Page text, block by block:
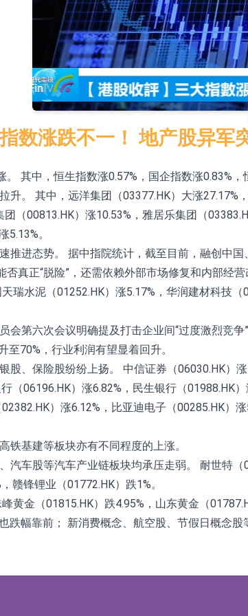
青美邦园区的镍资源项目稳定运行
常 公司及子公司目前订单饱满
MLCC用纳米级镍粉的技术研发与产业化准备工作
铜箔主要技术指标已完成厂内验证 正布局向下游
司北京豆神智算及香港豆神智算 正积极开拓相关
44% 建议股份30合1 与云累大吉启动战略合作
垫 CCMAX、E2K、HBD系列产品已实现量产销售
数涨跌不一！ 地产股异军
其中，恒生指数涨0.57%，国企指数涨0.83%，
升。 其中，远洋集团（03377.HK）大涨
团（00813.HK）涨10.53%，雅居乐集团（
5.13%。
推进态势。 据中指院统计，截至目前，融创中
否真正“脱险”，还需依赖外部市场修复和内部经营
瑞水泥（01252.HK）涨5.17%，华润建材科技
会第六次会议明确提及打击企业间“过度激烈竞
70%，行业利润有望显着回升。
股、保险股纷纷上扬。 中信证券（06030.HK）
（06196.HK）涨6.82%，民生银行（01988.HK
）涨6.12%，比亚迪电子（00285.HK）
铁基建等板块亦有不同程度的上涨。
汽车股等汽车产业链板块均承压走弱。 耐世特
赣锋锂业（01772.HK）跌1%。
黄金（01815.HK）跌4.95%，山东黄金（
跌幅靠前； 新消费概念、航空股、节假日概念股